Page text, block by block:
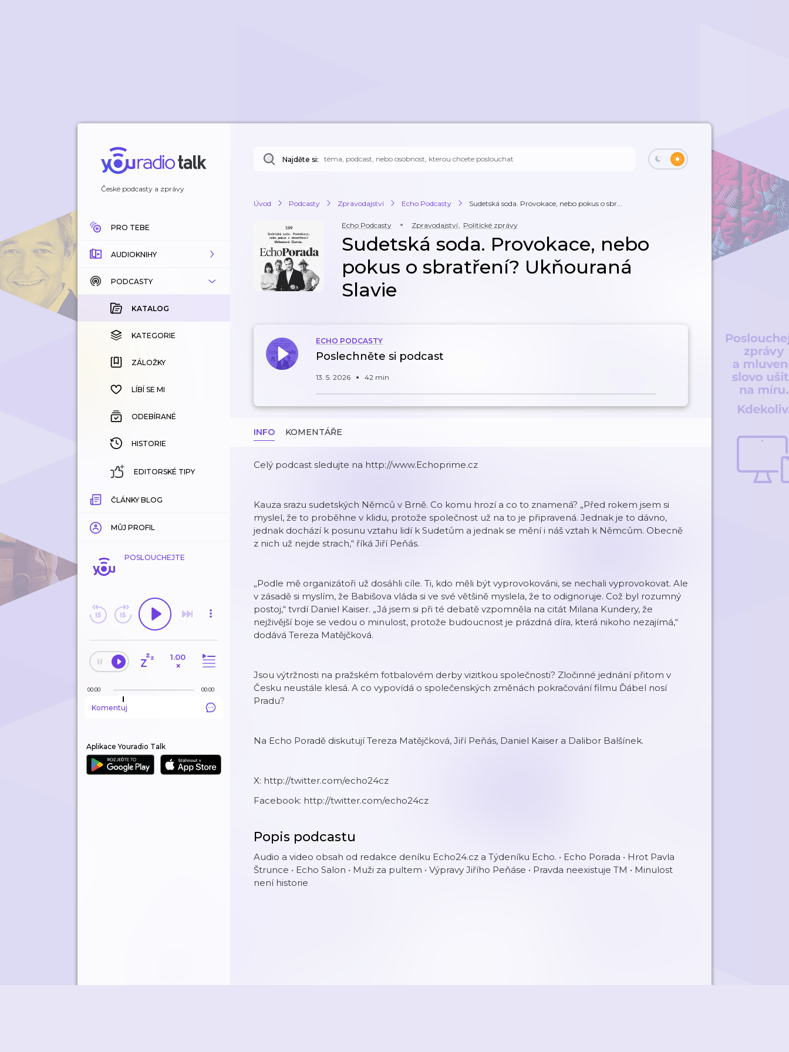
České podcasty a zprávy
PRO TEBE
AUDIOKNIHY
KATALOG
KOUPENÉ
KATEGORIE
ZÁLOŽKY
HISTORIE
PODCASTY
KATALOG
KATEGORIE
ZÁLOŽKY
LÍBÍ SE MI
ODEBÍRANÉ
HISTORIE
EDITORSKÉ TIPY
ČLÁNKY BLOG
MŮJ PROFIL
POSLOUCHEJTE
1.00
×
00:00 00:00
Komentuj
Aplikace Youradio Talk
Najděte si:
Úvod Podcasty Zpravodajství Echo Podcasty Sudetská soda. Provokace, nebo pokus o sbr...
Echo Podcasty Zpravodajství, Politické zprávy
Sudetská soda. Provokace, nebo
pokus o sbratření? Ukňouraná
Slavie
ECHO PODCASTY
Poslechněte si podcast
13. 5. 2026 42 min
INFO KOMENTÁŘE
Celý podcast sledujte na http://www.Echoprime.cz
Kauza srazu sudetských Němců v Brně. Co komu hrozí a co to znamená? „Před rokem jsem si
myslel, že to proběhne v klidu, protože společnost už na to je připravená. Jednak je to dávno,
jednak dochází k posunu vztahu lidí k Sudetům a jednak se mění i náš vztah k Němcům. Obecně
z nich už nejde strach,“ říká Jiří Peňás.
„Podle mě organizátoři už dosáhli cíle. Ti, kdo měli být vyprovokováni, se nechali vyprovokovat. Ale
v zásadě si myslím, že Babišova vláda si ve své většině myslela, že to odignoruje. Což byl rozumný
postoj,“ tvrdí Daniel Kaiser. „Já jsem si při té debatě vzpomněla na citát Milana Kundery, že
nejživější boje se vedou o minulost, protože budoucnost je prázdná díra, která nikoho nezajímá,“
dodává Tereza Matějčková.
Jsou výtržnosti na pražském fotbalovém derby vizitkou společnosti? Zločinné jednání přitom v
Česku neustále klesá. A co vypovídá o společenských změnách pokračování filmu Ďábel nosí
Pradu?
Na Echo Poradě diskutují Tereza Matějčková, Jiří Peňás, Daniel Kaiser a Dalibor Balšínek.
X: http://twitter.com/echo24cz
Facebook: http://twitter.com/echo24cz
Popis podcastu
Audio a video obsah od redakce deníku Echo24.cz a Týdeníku Echo. • Echo Porada • Hrot Pavla
Štrunce • Echo Salon • Muži za pultem • Výpravy Jiřího Peňáse • Pravda neexistuje TM • Minulost
není historie